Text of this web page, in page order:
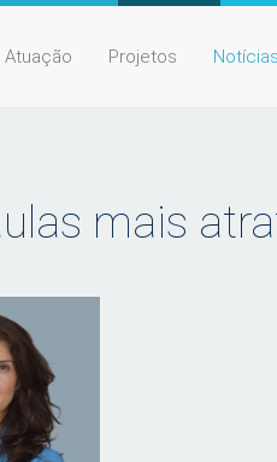
Atuação Projetos Notícias
mais